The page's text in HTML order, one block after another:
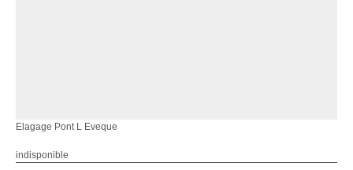
Elagage Pont L Eveque
indisponible